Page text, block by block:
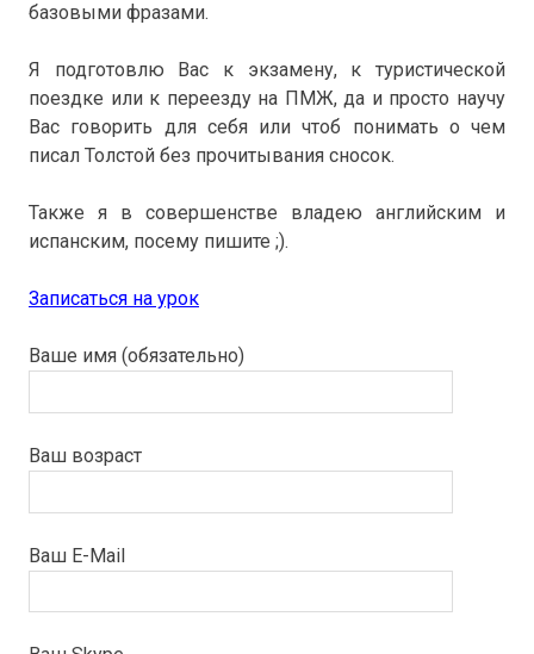
базовыми фразами.
Я подготовлю Вас к экзамену, к туристической
поездке или к переезду на ПМЖ, да и просто научу
Вас говорить для себя или чтоб понимать о чем
писал Толстой без прочитывания сносок.
Также я в совершенстве владею английским и
испанским, посему пишите ;).
Записаться на урок
Ваше имя (обязательно)
Ваш возраст
Ваш E-Mail